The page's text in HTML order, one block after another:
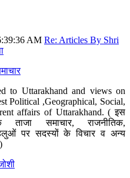
AM Re: Articles By Shri
to Uttarakhand and views on
Political ,Geographical, Social,
affairs of Uttarakhand. ( इस
समाचार, राजनीतिक,
पहलुओं पर सदस्यों के विचार व अन्य